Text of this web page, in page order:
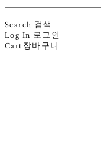
Search 검색
Log In 로그인
Cart 장바구니